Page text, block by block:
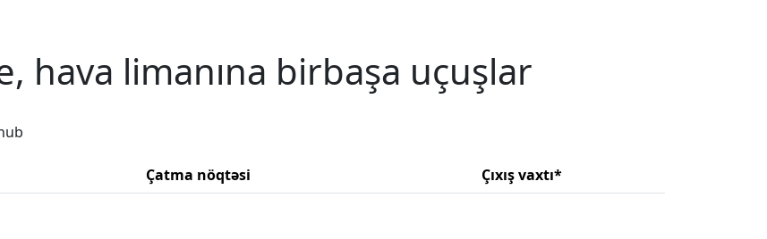
hava limanına birbaşa uçuşlar
Çatma nöqtəsi Çıxış vaxtı*